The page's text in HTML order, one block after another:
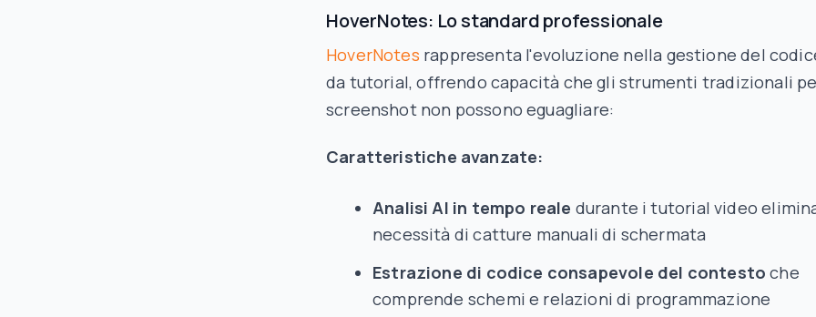
HoverNotes: Lo standard professionale
HoverNotes rappresenta l'evoluzione nella gestione del
da tutorial, offrendo capacità che gli strumenti tradizionali
screenshot non possono eguagliare:
Caratteristiche avanzate:
Analisi AI in tempo reale durante i tutorial video
necessità di catture manuali di schermata
Estrazione di codice consapevole del contesto che
comprende schemi e relazioni di programmazione